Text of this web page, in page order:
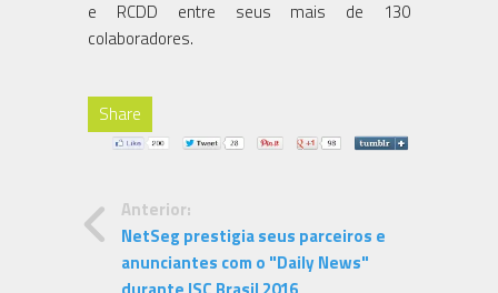
e RCDD entre seus mais de 130
colaboradores.
Share
Anterior:
NetSeg prestigia seus parceiros e
anunciantes com o "Daily News"